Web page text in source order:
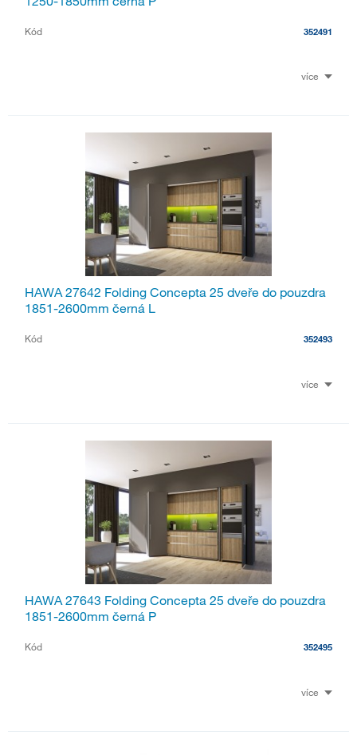
Kód 352491
více
HAWA 27642 Folding Concepta 25 dveře do pouzdra
1851-2600mm černá L
Kód 352493
více
HAWA 27643 Folding Concepta 25 dveře do pouzdra
1851-2600mm černá P
Kód 352495
více